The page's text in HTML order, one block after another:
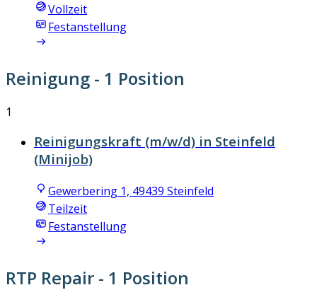
Vollzeit
Festanstellung
Reinigung - 1 Position
1
Reinigungskraft (m/w/d) in Steinfeld
(Minijob)
Gewerbering 1, 49439 Steinfeld
Teilzeit
Festanstellung
RTP Repair - 1 Position